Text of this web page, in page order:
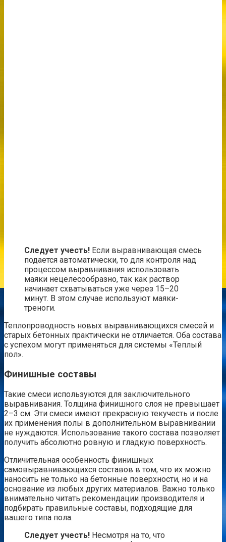
Следует учесть! Если выравнивающая смесь
подается автоматически, то для контроля над
процессом выравнивания использовать
маяки нецелесообразно, так как раствор
начинает схватываться уже через 15–20
минут. В этом случае используют маяки-
треноги.
Теплопроводность новых выравнивающихся смесей и
старых бетонных практически не отличается. Оба состава
с успехом могут применяться для системы «Теплый
пол».
Финишные составы
Такие смеси используются для заключительного
выравнивания. Толщина финишного слоя не превышает
2–3 см. Эти смеси имеют прекрасную текучесть и после
их применения полы в дополнительном выравнивании
не нуждаются. Использование такого состава позволяет
получить абсолютно ровную и гладкую поверхность.
Отличительная особенность финишных
самовыравнивающихся составов в том, что их можно
наносить не только на бетонные поверхности, но и на
основание из любых других материалов. Важно только
внимательно читать рекомендации производителя и
подбирать правильные составы, подходящие для
вашего типа пола.
Следует учесть! Несмотря на то, что